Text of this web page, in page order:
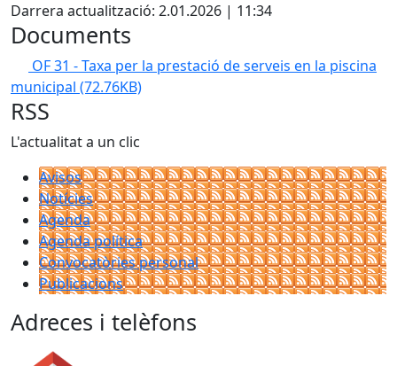
Darrera actualització: 2.01.2026 | 11:34
Documents
OF 31 - Taxa per la prestació de serveis en la piscina
municipal (72.76KB)
RSS
L'actualitat a un clic
Avisos
Notícies
Agenda
Agenda política
Convocatòries personal
Publicacions
Adreces i telèfons